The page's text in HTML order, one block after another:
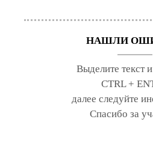
НАШЛИ
Выделите текст
CTRL +
далее следуйте
Спасибо за